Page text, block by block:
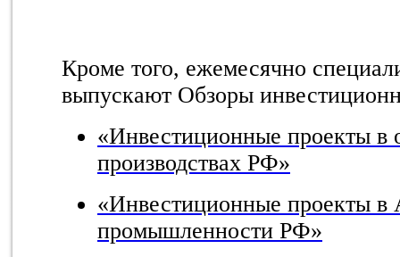
Кроме того, ежемесячно
выпускают Обзоры
«Инвестиционные проекты в
производствах РФ»
«Инвестиционные проекты
промышленности РФ»